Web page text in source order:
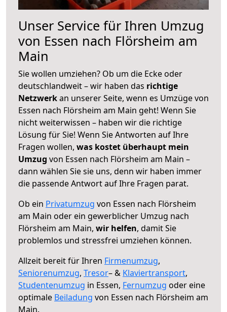
Unser Service für Ihren Umzug
von Essen nach Flörsheim am
Main
Sie wollen umziehen? Ob um die Ecke oder
deutschlandweit – wir haben das richtige
Netzwerkan unserer Seite, wenn es Umzüge von
Essen nach Flörsheim am Main geht! Wenn Sie
nicht weiterwissen – haben wir die richtige
Lösung für Sie! Wenn Sie Antworten auf Ihre
Fragen wollen, was kostet überhaupt mein
Umzug von Essen nach Flörsheim am Main –
dann wählen Sie sie uns, denn wir haben immer
die passende Antwort auf Ihre Fragen parat.
Ob ein Privatumzug von Essen nach Flörsheim
am Main oder ein gewerblicher Umzug nach
Flörsheim am Main, wir helfen, damit Sie
problemlos und stressfrei umziehen können.
Allzeit bereit für Ihren Firmenumzug,
Seniorenumzug, Tresor– & Klaviertransport,
Studentenumzug in Essen, Fernumzug oder eine
optimale Beiladung von Essen nach Flörsheim am
Main.